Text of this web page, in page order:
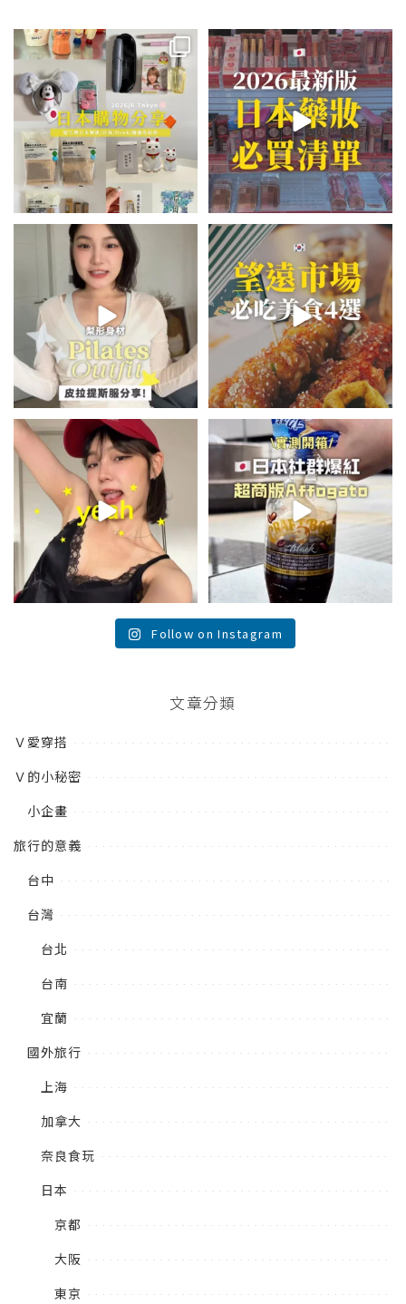
💭留言「免費」傳日本藥妝店/百
貨/機場/Donki/折價券給你...
413 43
2026🇯🇵日本藥妝店必買什麼
日本最近紅什麼？...
123 20
💭留言「美背」傳🔗給你！
🏷️#吉推韓國 🇰🇷
...
48 20
\🇰🇷韓國望遠市場4家必吃美食
😋/
💭留言「望遠市場」傳地址給你
345 59
summer outfit⋆.˚✮🎧✮˚.⋆
夏日穿搭最需要單品！...
755 43
\🇯🇵日本爆紅!超商版Affogato
🍨☕️/
🏷️#吉推日本🇯🇵...
117 26
Follow on Instagram
文章分類
Ｖ愛穿搭
Ｖ的小秘密
小企畫
旅行的意義
台中
台灣
台北
台南
宜蘭
國外旅行
上海
加拿大
奈良食玩
日本
京都
大阪
東京